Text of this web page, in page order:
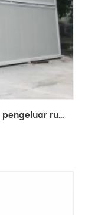
pasang siap pasang kontena rumah pengeluar rumah kontena